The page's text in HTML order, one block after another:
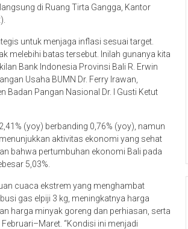
di Ruang Tirta Gangga, Kantor
untuk menjaga inflasi sesuai target.
melebihi batas tersebut. Inilah gunanya kita
Bank Indonesia Provinsi Bali R. Erwin
Usaha BUMN Dr. Ferry Irawan,
Pangan Nasional Dr. I Gusti Ketut
(yoy) berbanding 0,76% (yoy), namun
aktivitas ekonomi yang sehat
bahwa pertumbuhan ekonomi Bali pada
5,03%.
cuaca ekstrem yang menghambat
gas elpiji 3 kg, meningkatnya harga
harga minyak goreng dan perhiasan, serta
“Kondisi ini menjadi